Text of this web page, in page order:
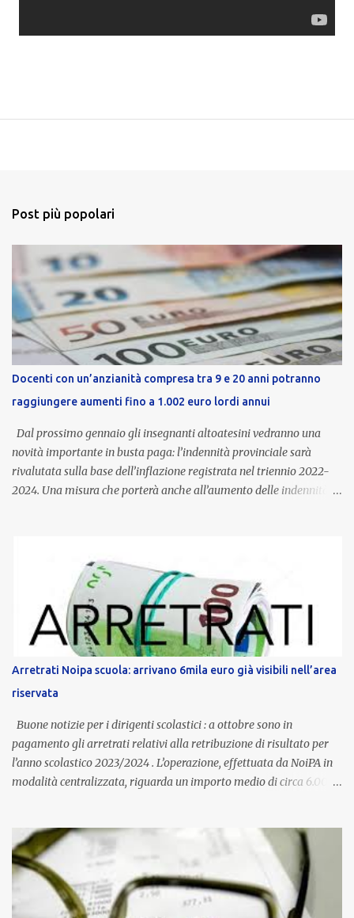
Post più popolari
Docenti con un’anzianità compresa tra 9 e 20 anni potranno
raggiungere aumenti fino a 1.002 euro lordi annui
Dal prossimo gennaio gli insegnanti altoatesini vedranno una
novità importante in busta paga: l’indennità provinciale sarà
rivalutata sulla base dell’inflazione registrata nel triennio 2022-
2024. Una misura che porterà anche all’aumento delle indennità di
dedicato alle donne vittime di violenza di genere, in linea con la
normativa nazionale e con l’obiettivo di offrire maggiore tutela e
supporto in situazioni delicate. L’indennità provinciale per i docenti
è un unicum in Italia: si tratta di una misura esclusiva della
Provincia autonoma di Bolzano, che integra in maniera stabile lo
stipendio nazionale grazie alle prerogative garantite
dall’autonomia locale. Non è un bonus temporaneo né un
compenso accessorio, ma una voce strutturale di retribuzione,
aggiornata periodicamente in base al cost...
Arretrati Noipa scuola: arrivano 6mila euro già visibili nell’area
riservata
Buone notizie per i dirigenti scolastici : a ottobre sono in
pagamento gli arretrati relativi alla retribuzione di risultato per
l’anno scolastico 2023/2024 . L’operazione, effettuata da NoiPA in
modalità centralizzata, riguarda un importo medio di circa 6.000
ordinaria di ottobre . Cos’è la retribuzione di risultato La
retribuzione di risultato rappresenta la parte variabile dello
stipendio dei dirigenti scolastici. Viene corrisposta per valorizzare
la qualità dell’attività svolta, la gestione delle risorse e il
raggiungimento degli obiettivi fissati dal Ministero dell’Istruzione